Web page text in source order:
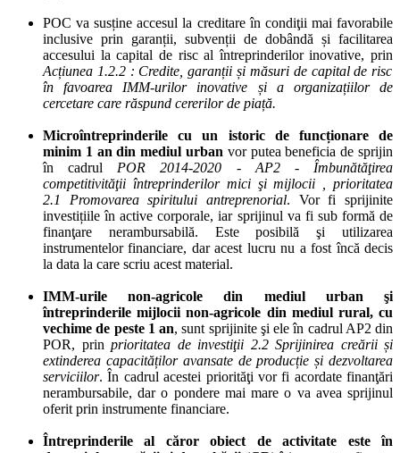
POC va susține accesul la creditare în condiţii mai favorabile
inclusive prin garanții, subvenții de dobândă și facilitarea
accesului la capital de risc al întreprinderilor inovative, prin
Acțiunea 1.2.2 : Credite, garanții și măsuri de capital de risc
în favoarea IMM-urilor inovative și a organizațiilor de
cercetare care răspund cererilor de piață.
Microîntreprinderile cu un istoric de funcționare de
minim 1 an din mediul urban vor putea beneficia de sprijin
în cadrul POR 2014-2020 - AP2 - Îmbunătăţirea
competitivităţii întreprinderilor mici şi mijlocii , prioritatea
2.1 Promovarea spiritului antreprenorial. Vor fi sprijinite
investițiile în active corporale, iar sprijinul va fi sub formă de
finanţare nerambursabilă. Este posibilă şi utilizarea
instrumentelor financiare, dar acest lucru nu a fost încă decis
la data la care scriu acest material.
IMM-urile non-agricole din mediul urban şi
întreprinderile mijlocii non-agricole din mediul rural, cu
vechime de peste 1 an, sunt sprijinite şi ele în cadrul AP2 din
POR, prin prioritatea de investiţii 2.2 Sprijinirea creării și
extinderea capacităților avansate de producție și dezvoltarea
serviciilor. În cadrul acestei priorităţi vor fi acordate finanţări
nerambursabile, dar o pondere mai mare o va avea sprijinul
oferit prin instrumente financiare.
Întreprinderile al căror obiect de activitate este în